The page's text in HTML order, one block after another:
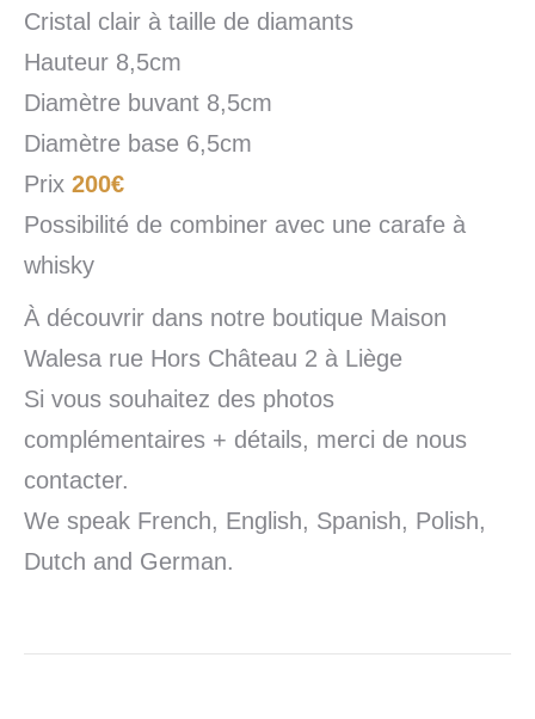
Cristal clair à taille de diamants
Hauteur 8,5cm
Diamètre buvant 8,5cm
Diamètre base 6,5cm
Prix 200€
Possibilité de combiner avec une carafe à
whisky
À découvrir dans notre boutique Maison
Walesa rue Hors Château 2 à Liège
Si vous souhaitez des photos
complémentaires + détails, merci de nous
contacter.
We speak French, English, Spanish, Polish,
Dutch and German.